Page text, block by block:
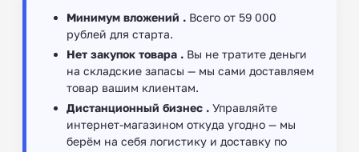
Минимум вложений . Всего от 59 000
рублей для старта.
Нет закупок товара . Вы не тратите деньги
на складские запасы — мы сами доставляем
товар вашим клиентам.
Дистанционный бизнес . Управляйте
интернет-магазином откуда угодно — мы
берём на себя логистику и доставку по